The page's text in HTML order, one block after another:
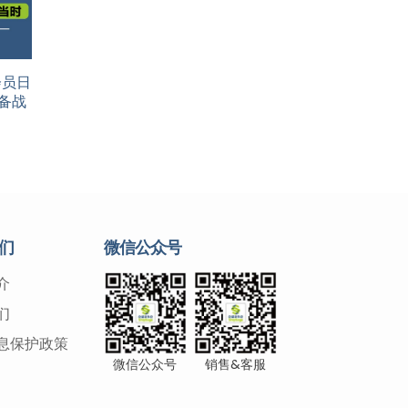
日
战
保护政策
微信公众号
微信公众号 销售&客服